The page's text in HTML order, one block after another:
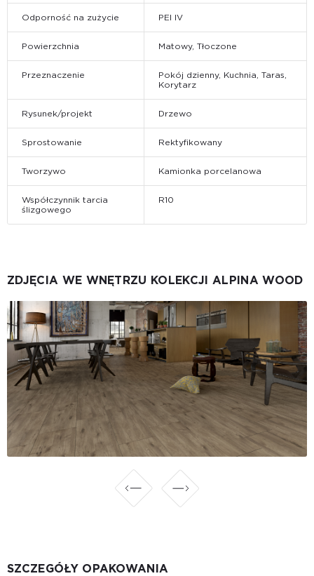
Odporność na zużycie PEI IV
Powierzchnia Matowy, Tłoczone
Przeznaczenie
Pokój dzienny, Kuchnia, Taras,
Korytarz
Rysunek/projekt Drzewo
Sprostowanie Rektyfikowany
Tworzywo Kamionka porcelanowa
Współczynnik tarcia
ślizgowego
R10
ZDJĘCIA WE WNĘTRZU KOLEKCJI ALPINA WOOD
SZCZEGÓŁY OPAKOWANIA